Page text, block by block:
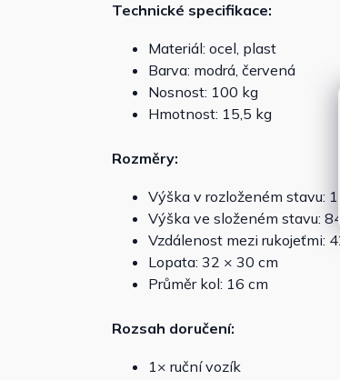
Technické specifikace:
Materiál: ocel, plast
Barva: modrá, červená
Nosnost: 100 kg
Hmotnost: 15,5 kg
Rozměry:
Výška v rozloženém stavu:
Výška ve složeném stavu: 84
Vzdálenost mezi rukojeťmi:
Lopata: 32 × 30 cm
Průměr kol: 16 cm
Rozsah doručení:
1× ruční vozík